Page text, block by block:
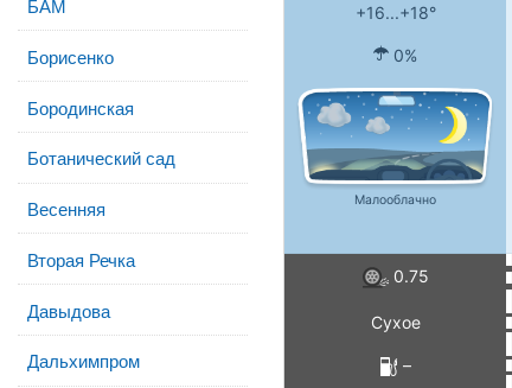
БАМ
Борисенко
Бородинская
Ботанический сад
Весенняя
Вторая Речка
Давыдова
Дальхимпром
+16...+18°
0%
Малооблачно
0.75
Сухое
–